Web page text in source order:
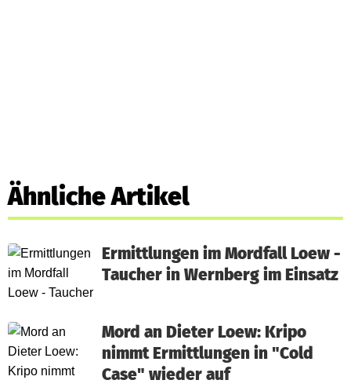
Ähnliche Artikel
Ermittlungen im Mordfall Loew -
Taucher in Wernberg im Einsatz
Mord an Dieter Loew: Kripo
nimmt Ermittlungen in "Cold
Case" wieder auf